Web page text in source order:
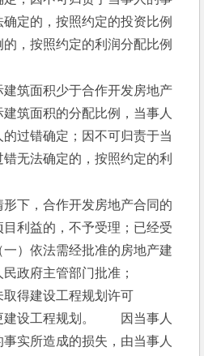
定的，按照约定的投资比例
，按照约定的利润分配比例
筑面积少于合作开发房地产
筑面积的分配比例，当事人
过错确定；因不可归责于当
无法确定的，按照约定的利
下，合作开发房地产合同的
利益的，不予受理；已经受
）依法需经批准的房地产建
民政府主管部门批准；
取得建设工程规划许可
设工程规划。　　因当事人
实所造成的损失，由当事人